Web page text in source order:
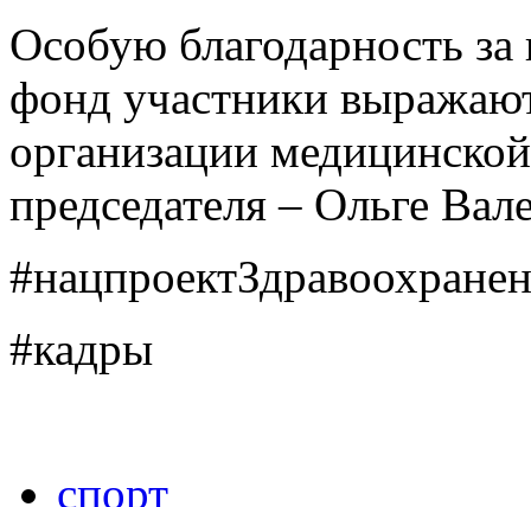
Особую благодарность
фонд участники
организации
председателя – Ольге
#кадры
спорт